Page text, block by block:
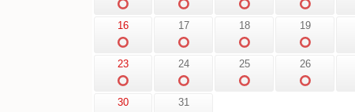
16 17 18 19
23 24 25 26
30 31